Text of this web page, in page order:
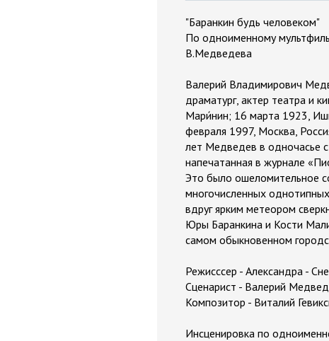
"Баранкин будь человеком"
По одноименному
В.Медведева
Валерий Владимирович
драматург, актер театра и
Мари́нин; 16 марта 1923,
февраля 1997, Москва,
лет Медведев в одночасье
напечатанная в журнале
Это было ошеломительное
многочисленных
вдруг ярким метеором
Юры Баранкина и Кости
самом обыкновенном
Режисссер - Александра -
Сценарист - Валерий
Композитор - Виталий
Инсценировка по